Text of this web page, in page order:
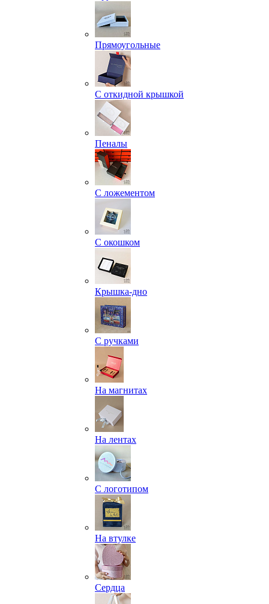
Прямоугольные
С откидной крышкой
Пеналы
С ложементом
С окошком
Крышка-дно
С ручками
На магнитах
На лентах
С логотипом
На втулке
Сердца